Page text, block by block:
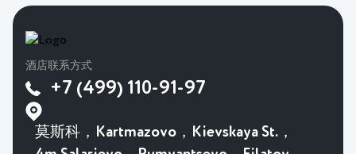
酒店联系方式
+7 (499) 110-91-97
莫斯科，Kartmazovo，Kievskaya St.，